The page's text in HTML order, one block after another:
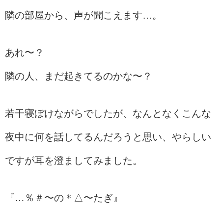
隣の部屋から、声が聞こえます…。
あれ〜？
隣の人、まだ起きてるのかな〜？
若干寝ぼけながらでしたが、なんとなくこんな
夜中に何を話してるんだろうと思い、やらしい
ですが耳を澄ましてみました。
『…％＃〜の＊△〜たぎ』